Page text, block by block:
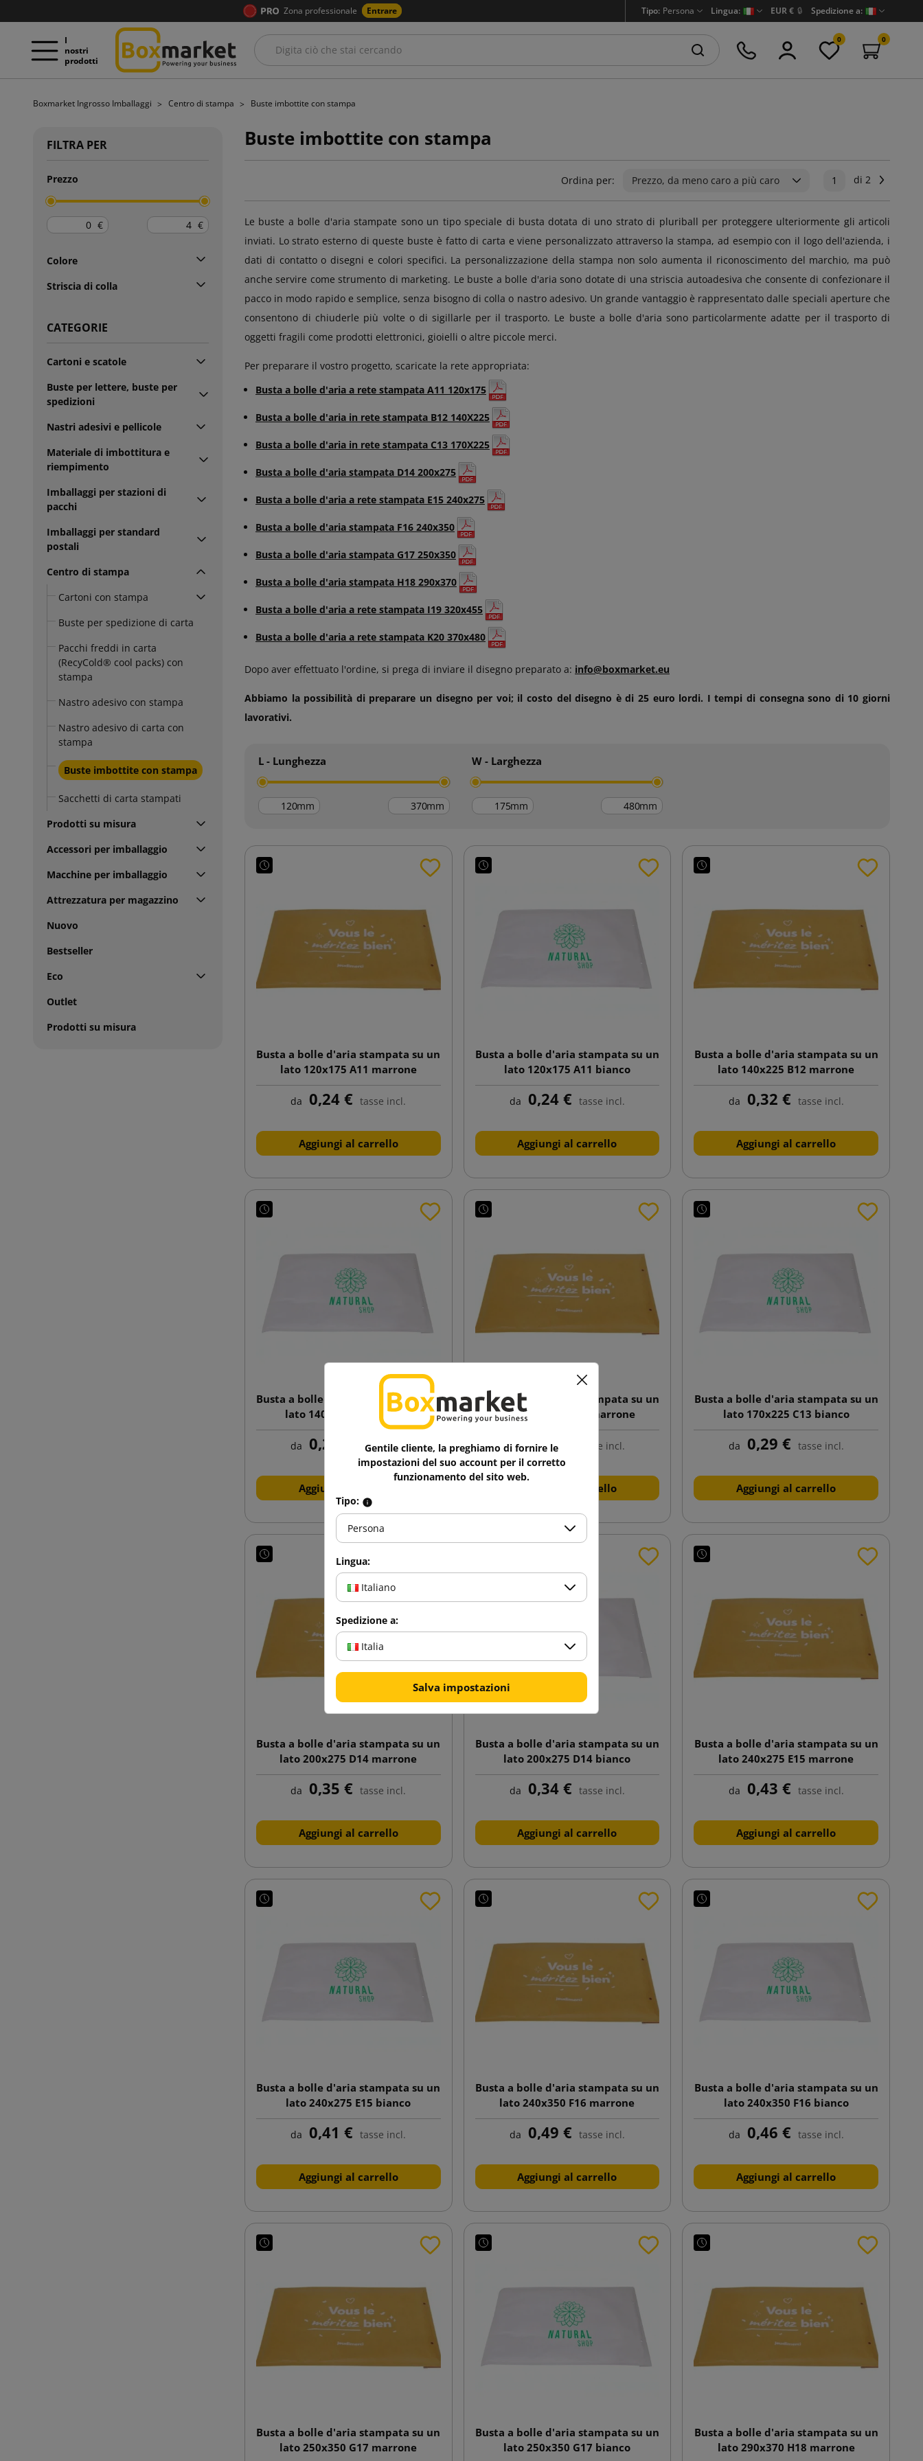
Zona professionale Entrare Tipo: Persona Lingua: EUR € 🔒 Spedizione a:
I
nostri
prodotti
0 0
Boxmarket Ingrosso Imballaggi Centro di stampa Buste imbottite con stampa
FILTRA PER
Prezzo
€ €
Colore
Striscia di colla
CATEGORIE
Cartoni e scatole
Buste per lettere, buste per
spedizioni
Nastri adesivi e pellicole
Materiale di imbottitura e
riempimento
Imballaggi per stazioni di
pacchi
Imballaggi per standard
postali
Centro di stampa
Cartoni con stampa
Buste per spedizione di carta
Pacchi freddi in carta
(RecyCold® cool packs) con
stampa
Nastro adesivo con stampa
Nastro adesivo di carta con
stampa
Buste imbottite con stampa
Sacchetti di carta stampati
Prodotti su misura
Accessori per imballaggio
Macchine per imballaggio
Attrezzatura per magazzino
Nuovo
Bestseller
Eco
Outlet
Prodotti su misura
Buste imbottite con stampa
Ordina per: Prezzo, da meno caro a più caro 1 di 2
Le buste a bolle d'aria stampate sono un tipo speciale di busta dotata di uno strato di pluriball per proteggere ulteriormente gli articoli
inviati. Lo strato esterno di queste buste è fatto di carta e viene personalizzato attraverso la stampa, ad esempio con il logo dell'azienda, i
dati di contatto o disegni e colori specifici. La personalizzazione della stampa non solo aumenta il riconoscimento del marchio, ma può
anche servire come strumento di marketing. Le buste a bolle d'aria sono dotate di una striscia autoadesiva che consente di confezionare il
pacco in modo rapido e semplice, senza bisogno di colla o nastro adesivo. Un grande vantaggio è rappresentato dalle speciali aperture che
consentono di chiuderle più volte o di sigillarle per il trasporto. Le buste a bolle d'aria sono particolarmente adatte per il trasporto di
oggetti fragili come prodotti elettronici, gioielli o altre piccole merci.
Per preparare il vostro progetto, scaricate la rete appropriata:
Busta a bolle d'aria a rete stampata A11 120x175
Busta a bolle d'aria in rete stampata B12 140X225
Busta a bolle d'aria in rete stampata C13 170X225
Busta a bolle d'aria stampata D14 200x275
Busta a bolle d'aria a rete stampata E15 240x275
Busta a bolle d'aria stampata F16 240x350
Busta a bolle d'aria stampata G17 250x350
Busta a bolle d'aria stampata H18 290x370
Busta a bolle d'aria a rete stampata I19 320x455
Busta a bolle d'aria a rete stampata K20 370x480
Dopo aver effettuato l'ordine, si prega di inviare il disegno preparato a: info@boxmarket.eu
Abbiamo la possibilità di preparare un disegno per voi; il costo del disegno è di 25 euro lordi. I tempi di consegna sono di 10 giorni
lavorativi.
L - Lunghezza
mm mm
W - Larghezza
mm mm
Busta a bolle d'aria stampata su un
lato 120x175 A11 marrone
da 0,24 € tasse incl.
Aggiungi al carrello
Busta a bolle d'aria stampata su un
lato 120x175 A11 bianco
da 0,24 € tasse incl.
Aggiungi al carrello
Busta a bolle d'aria stampata su un
lato 140x225 B12 marrone
da 0,32 € tasse incl.
Aggiungi al carrello
Busta a bolle d'aria stampata su un
lato 140x225 B12 bianco
da 0,29 € tasse incl.
Aggiungi al carrello
Busta a bolle d'aria stampata su un
lato 170x225 C13 marrone
da 0,32 € tasse incl.
Aggiungi al carrello
Busta a bolle d'aria stampata su un
lato 170x225 C13 bianco
da 0,29 € tasse incl.
Aggiungi al carrello
Busta a bolle d'aria stampata su un
lato 200x275 D14 marrone
da 0,35 € tasse incl.
Aggiungi al carrello
Busta a bolle d'aria stampata su un
lato 200x275 D14 bianco
da 0,34 € tasse incl.
Aggiungi al carrello
Busta a bolle d'aria stampata su un
lato 240x275 E15 marrone
da 0,43 € tasse incl.
Aggiungi al carrello
Busta a bolle d'aria stampata su un
lato 240x275 E15 bianco
da 0,41 € tasse incl.
Aggiungi al carrello
Busta a bolle d'aria stampata su un
lato 240x350 F16 marrone
da 0,49 € tasse incl.
Aggiungi al carrello
Busta a bolle d'aria stampata su un
lato 240x350 F16 bianco
da 0,46 € tasse incl.
Aggiungi al carrello
Busta a bolle d'aria stampata su un
lato 250x350 G17 marrone
Busta a bolle d'aria stampata su un
lato 250x350 G17 bianco
Busta a bolle d'aria stampata su un
lato 290x370 H18 marrone
Gentile cliente, la preghiamo di fornire le
impostazioni del suo account per il corretto
funzionamento del sito web.
Tipo:
Persona
Lingua:
Italiano
Spedizione a:
Italia
Salva impostazioni